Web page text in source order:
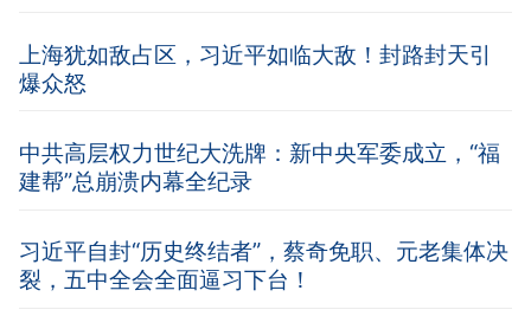
上海犹如敌占区，习近平如临大敌！封路封天引
爆众怒
中共高层权力世纪大洗牌：新中央军委成立，“福
建帮”总崩溃内幕全纪录
习近平自封“历史终结者”，蔡奇免职、元老集体决
裂，五中全会全面逼习下台！